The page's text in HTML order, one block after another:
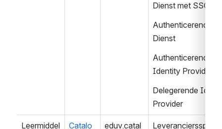
Dienst met SSO
Authenticerende
Dienst
Authenticerende
Identity Provider
Delegerende
Provider
Leermiddel Catalo eduv.catal